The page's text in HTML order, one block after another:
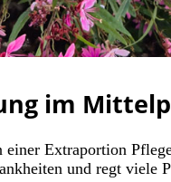
im
Extraportion
und regt viele